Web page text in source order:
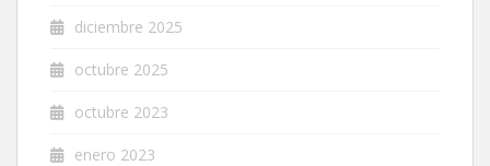
diciembre 2025
octubre 2025
octubre 2023
enero 2023